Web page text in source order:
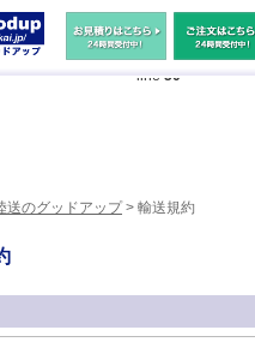
: Undefined array key
jikai.jp/public_html/wp-content/
line50
送のグッドアップ> 輸送規約